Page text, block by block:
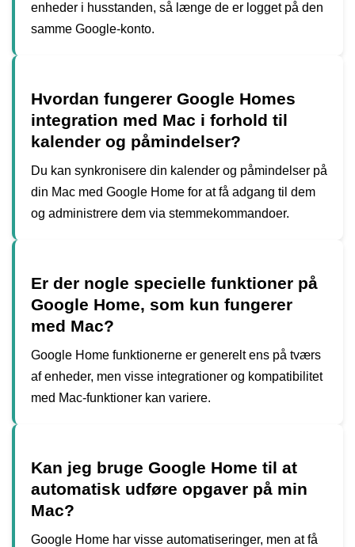
enheder i husstanden, så længe de er logget på den
samme Google-konto.
Hvordan fungerer Google Homes
integration med Mac i forhold til
kalender og påmindelser?
Du kan synkronisere din kalender og påmindelser på
din Mac med Google Home for at få adgang til dem
og administrere dem via stemmekommandoer.
Er der nogle specielle funktioner på
Google Home, som kun fungerer
med Mac?
Google Home funktionerne er generelt ens på tværs
af enheder, men visse integrationer og kompatibilitet
med Mac-funktioner kan variere.
Kan jeg bruge Google Home til at
automatisk udføre opgaver på min
Mac?
Google Home har visse automatiseringer, men at få